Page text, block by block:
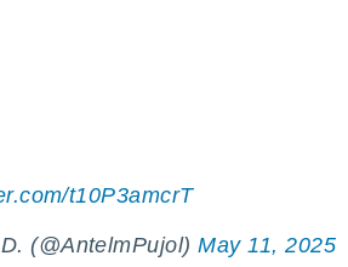
t10P3amcrT
(@AntelmPujol)May 11, 2025